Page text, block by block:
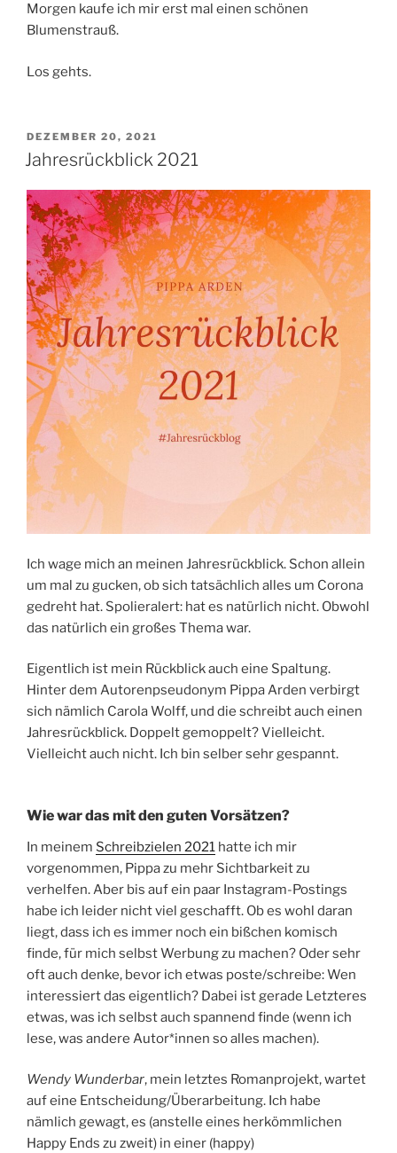
Morgen kaufe ich mir erst mal einen schönen
Blumenstrauß.
Los gehts.
VERÖFFENTLICHT
AM
DEZEMBER 20, 2021
Jahresrückblick 2021
Ich wage mich an meinen Jahresrückblick. Schon allein
um mal zu gucken, ob sich tatsächlich alles um Corona
gedreht hat. Spolieralert: hat es natürlich nicht. Obwohl
das natürlich ein großes Thema war.
Eigentlich ist mein Rückblick auch eine Spaltung.
Hinter dem Autorenpseudonym Pippa Arden verbirgt
sich nämlich Carola Wolff, und die schreibt auch einen
Jahresrückblick. Doppelt gemoppelt? Vielleicht.
Vielleicht auch nicht. Ich bin selber sehr gespannt.
Wie war das mit den guten Vorsätzen?
In meinem Schreibzielen 2021 hatte ich mir
vorgenommen, Pippa zu mehr Sichtbarkeit zu
verhelfen. Aber bis auf ein paar Instagram-Postings
habe ich leider nicht viel geschafft. Ob es wohl daran
liegt, dass ich es immer noch ein bißchen komisch
finde, für mich selbst Werbung zu machen? Oder sehr
oft auch denke, bevor ich etwas poste/schreibe: Wen
interessiert das eigentlich? Dabei ist gerade Letzteres
etwas, was ich selbst auch spannend finde (wenn ich
lese, was andere Autor*innen so alles machen).
Wendy Wunderbar, mein letztes Romanprojekt, wartet
auf eine Entscheidung/Überarbeitung. Ich habe
nämlich gewagt, es (anstelle eines herkömmlichen
Happy Ends zu zweit) in einer (happy)